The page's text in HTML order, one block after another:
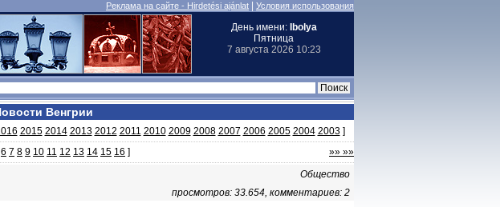
Реклама на сайте - Hirdetési ajánlat Условия использования
День имени: Ibolya
Пятница
7 августа 2026 10:23
Венгрии
2015 2014 2013 2012 2011 2010 2009 2008 2007 2006 2005 2004 2003 ]
6 7 8 9 10 11 12 13 14 15 16 ] »» »»
Общество
просмотров: 33.654, комментариев: 2